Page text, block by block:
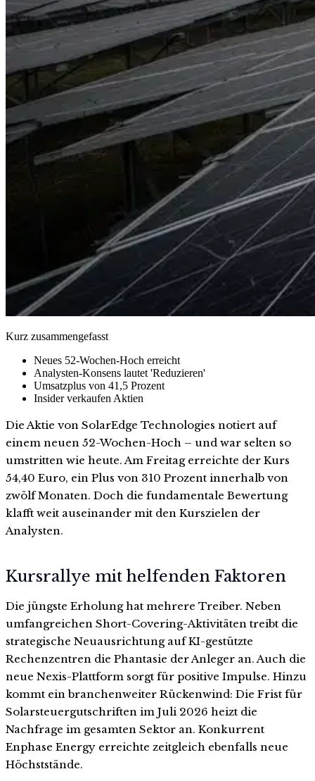
Kurz zusammengefasst
Neues 52-Wochen-Hoch erreicht
Analysten-Konsens lautet 'Reduzieren'
Umsatzplus von 41,5 Prozent
Insider verkaufen Aktien
Die Aktie von SolarEdge Technologies notiert auf
einem neuen 52-Wochen-Hoch – und war selten so
umstritten wie heute. Am Freitag erreichte der Kurs
54,40 Euro, ein Plus von 310 Prozent innerhalb von
zwölf Monaten. Doch die fundamentale Bewertung
klafft weit auseinander mit den Kurszielen der
Analysten.
Kursrallye mit helfenden Faktoren
Die jüngste Erholung hat mehrere Treiber. Neben
umfangreichen Short-Covering-Aktivitäten treibt die
strategische Neuausrichtung auf KI-gestützte
Rechenzentren die Phantasie der Anleger an. Auch die
neue Nexis-Plattform sorgt für positive Impulse. Hinzu
kommt ein branchenweiter Rückenwind: Die Frist für
Solarsteuergutschriften im Juli 2026 heizt die
Nachfrage im gesamten Sektor an. Konkurrent
Enphase Energy erreichte zeitgleich ebenfalls neue
Höchststände.